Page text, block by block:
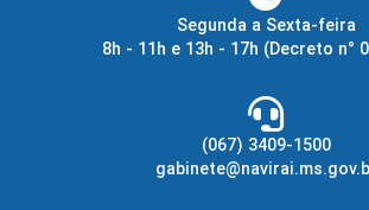
Segunda a Sexta-feira
8h - 11h e 13h - 17h (Decreto n°
(067) 3409-1500